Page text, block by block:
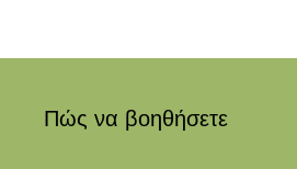
Πώς να βοηθήσετε